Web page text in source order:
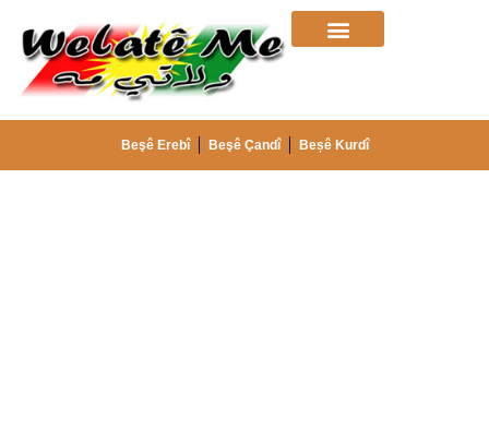
Beşê Erebî Beşê Çandî Beșê Kurdî